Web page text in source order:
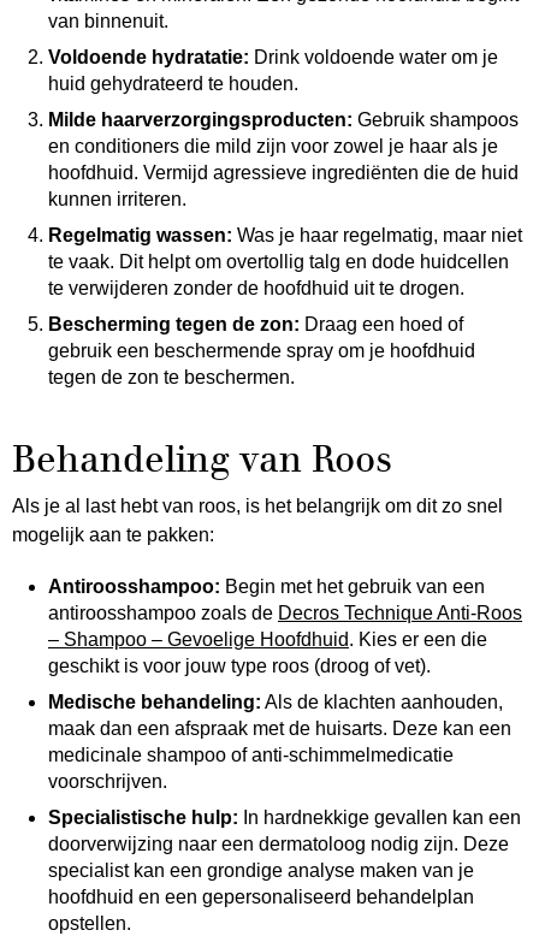
van binnenuit.
Voldoende hydratatie: Drink voldoende water om je
huid gehydrateerd te houden.
Milde haarverzorgingsproducten: Gebruik shampoos
en conditioners die mild zijn voor zowel je haar als je
hoofdhuid. Vermijd agressieve ingrediënten die de huid
kunnen irriteren.
Regelmatig wassen: Was je haar regelmatig, maar niet
te vaak. Dit helpt om overtollig talg en dode huidcellen
te verwijderen zonder de hoofdhuid uit te drogen.
Bescherming tegen de zon: Draag een hoed of
gebruik een beschermende spray om je hoofdhuid
tegen de zon te beschermen.
Behandeling van Roos
Als je al last hebt van roos, is het belangrijk om dit zo snel
mogelijk aan te pakken:
Antiroosshampoo: Begin met het gebruik van een
antiroosshampoo zoals de Decros Technique Anti-Roos
– Shampoo – Gevoelige Hoofdhuid. Kies er een die
geschikt is voor jouw type roos (droog of vet).
Medische behandeling: Als de klachten aanhouden,
maak dan een afspraak met de huisarts. Deze kan een
medicinale shampoo of anti-schimmelmedicatie
voorschrijven.
Specialistische hulp: In hardnekkige gevallen kan een
doorverwijzing naar een dermatoloog nodig zijn. Deze
specialist kan een grondige analyse maken van je
hoofdhuid en een gepersonaliseerd behandelplan
opstellen.